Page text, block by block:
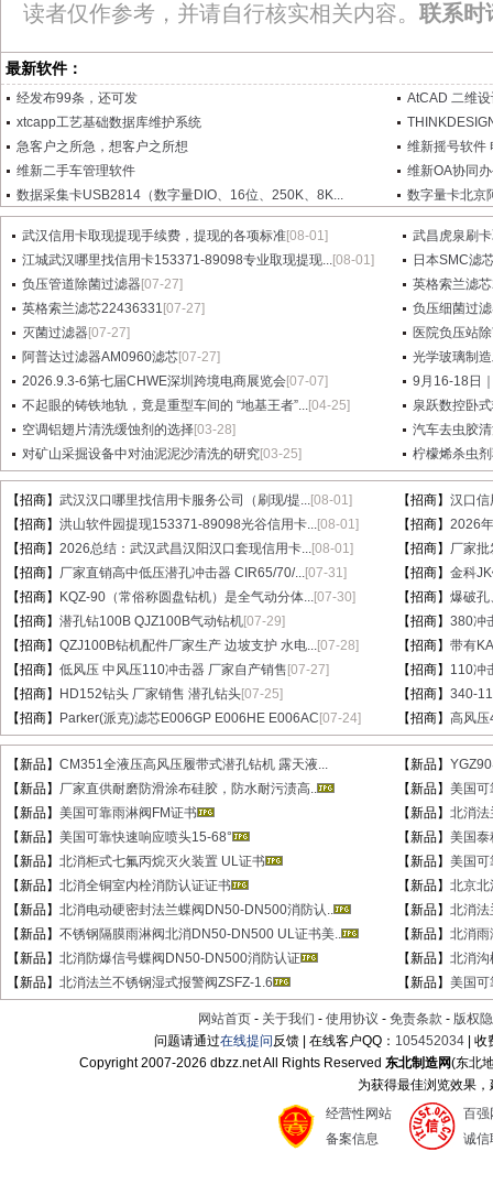
读者仅作参考，并请自行核实相关内容。 联系时
最新软件：
经发布99条，还可发
AtCAD 二维
xtcapp工艺基础数据库维护系统
急客户之所急，想客户之所想
维新摇号软件
维新二手车管理软件
维新OA协同
数据采集卡USB2814（数字量DIO、16位、250K、8K...
数字量卡北京
武汉信用卡取现提现手续费，提现的各项标准[08-01]
武昌虎泉刷
江城武汉哪里找信用卡153371-89098专业取现提现...[08-01]
日本SMC滤
负压管道除菌过滤器[07-27]
英格索兰滤
英格索兰滤芯22436331 [07-27]
负压细菌过
灭菌过滤器[07-27]
医院负压站
阿普达过滤器AM0960滤芯[07-27]
光学玻璃制
2026.9.3-6第七届CHWE深圳跨境电商展览会[07-07]
9月16-18日
不起眼的铸铁地轨，竟是重型车间的 “地基王者”...[04-25]
泉跃数控卧
空调铝翅片清洗缓蚀剂的选择[03-28]
汽车去虫胶
对矿山采掘设备中对油泥泥沙清洗的研究[03-25] 柠檬烯杀虫
【招商】 武汉汉口哪里找信用卡服务公司（刷现/提...[08-01] 【招商】 汉口信
【招商】 洪山软件园提现153371-89098光谷信用卡...[08-01] 【招商】 2026
【招商】 2026总结：武汉武昌汉阳汉口套现信用卡...[08-01] 【招商】 厂家
【招商】 厂家直销高中低压潜孔冲击器 CIR65/70/...[07-31] 【招商】 金科
【招商】
KQZ-90（常俗称圆盘钻机）是全气动分体...[07-30] 【招商】 爆破孔
【招商】 潜孔钻100B QJZ100B气动钻机[07-29] 【招商】 380冲
【招商】 QZJ100B钻机配件厂家生产 边坡支护 水电...[07-28] 【招商】 带有
【招商】 低风压 中风压110冲击器 厂家自产销售 [07-27] 【招商】 110冲
【招商】
HD152钻头 厂家销售 潜孔钻头[07-25] 【招商】 340-
【招商】
Parker(派克)滤芯E006GP E006HE E006AC [07-24] 【招商】 高风压
【新品】 CM351全液压高风压履带式潜孔钻机 露天液... 【新品】
【新品】 厂家直供耐磨防滑涂布硅胶，防水耐污渍高.. 【新品】 美国可
【新品】 美国可靠雨淋阀FM证书 【新品】 北消法
【新品】 美国可靠快速响应喷头15-68° 【新品】 美国泰
【新品】 北消柜式七氟丙烷灭火装置 UL证书 【新品】 美国可
【新品】 北消全铜室内栓消防认证证书 【新品】 北京
【新品】 北消电动硬密封法兰蝶阀DN50-DN500消防认.. 【新品】 北消法
【新品】 不锈钢隔膜雨淋阀北消DN50-DN500 UL证书美.. 【新品】 北消
【新品】 北消防爆信号蝶阀DN50-DN500消防认证 【新品】 北消沟
【新品】 北消法兰不锈钢湿式报警阀ZSFZ-1.6 【新品】 美国可
网站首页 - 关于我们 - 使用协议 - 免责条款 - 版权
问题请通过在线提问反馈 | 在线客户QQ： 105452034 |
Copyright 2007-2026 dbzz.net All Rights Reserved东北制造网(东北
为获得最佳浏览效果
经营性网站
备案信息
百强
诚信